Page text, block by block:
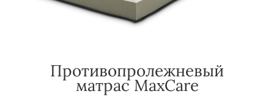
Противопролежневый
матрас MaxCare